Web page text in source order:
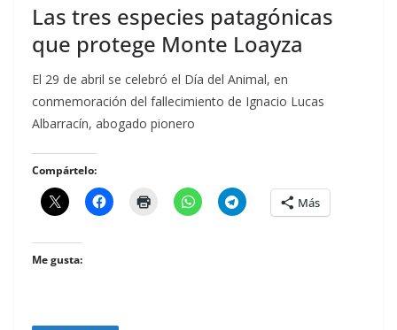
Las tres especies patagónicas
que protege Monte Loayza
El 29 de abril se celebró el Día del Animal, en
conmemoración del fallecimiento de Ignacio Lucas
Albarracín, abogado pionero
Compártelo:
Más
Me gusta: